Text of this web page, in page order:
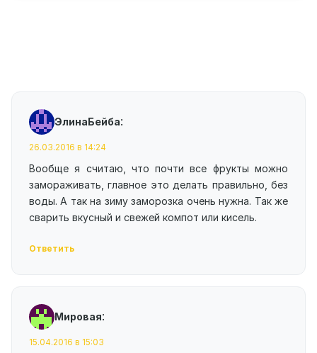
ЭлинаБейба:
26.03.2016 в 14:24
Вообще я считаю, что почти все фрукты можно
замораживать, главное это делать правильно, без
воды. А так на зиму заморозка очень нужна. Так же
сварить вкусный и свежей компот или кисель.
Ответить
Мировая:
15.04.2016 в 15:03